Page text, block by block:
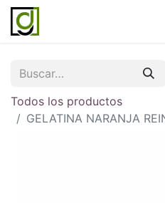
Todos los productos
GELATINA NARANJA